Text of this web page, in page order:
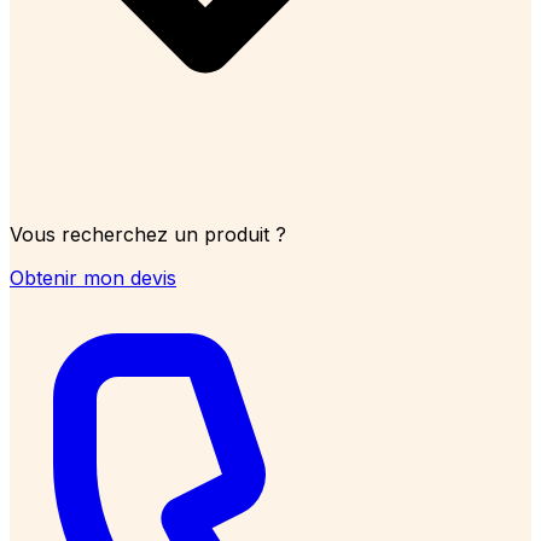
Vous recherchez un produit ?
Obtenir mon devis